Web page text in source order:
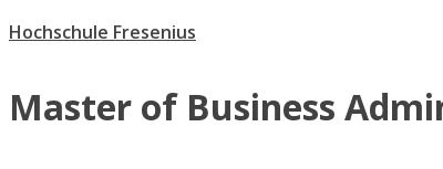
Hochschule Fresenius
Master of Business